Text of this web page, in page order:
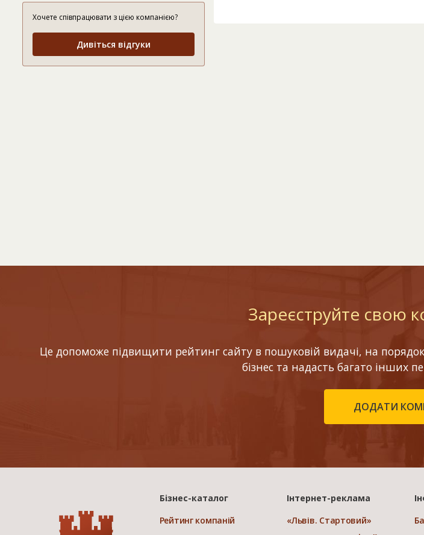
Хочете співпрацювати з цією компанією?
Дивіться відгуки
Зареєструйте свою
Це допоможе підвищити рейтинг сайту в пошуковій видачі, на порядок
бізнес та надасть багато інших
ДОДАТИ
Бізнес-каталог
Рейтинг компаній
Інтернет-реклама
«Львів. Стартовий»